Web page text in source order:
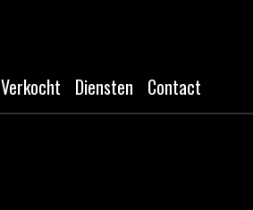
Verkocht Diensten Contact